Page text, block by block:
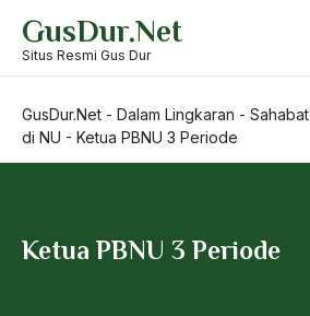
content
GusDur.Net
Situs Resmi Gus Dur
GusDur.Net - Dalam Lingkaran - Sahabat
di NU - Ketua PBNU 3 Periode
Ketua PBNU 3 Periode
Keluarga
Guru
Sahabat